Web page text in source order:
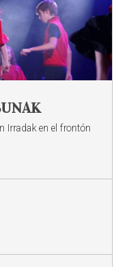
Irradak en el frontón